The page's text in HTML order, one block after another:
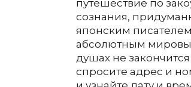
путешествие по
сознания,
японским
абсолютным
душах не
спросите адрес и